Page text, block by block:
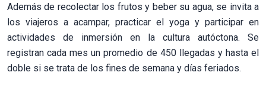
Además de recolectar los frutos y beber su agua, se invita a
los viajeros a acampar, practicar el yoga y participar en
actividades de inmersión en la cultura autóctona. Se
registran cada mes un promedio de 450 llegadas y hasta el
doble si se trata de los fines de semana y días feriados.